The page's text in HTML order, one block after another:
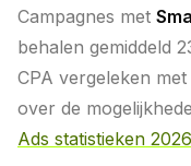
Campagnes met
behalen gemiddeld
CPA vergeleken
over de
Ads statistieken 2026